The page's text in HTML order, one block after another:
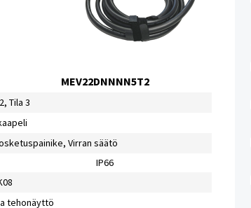
MEV22DNNNN5T2
Tila 3
Virran säätö
IP66
tehonäyttö